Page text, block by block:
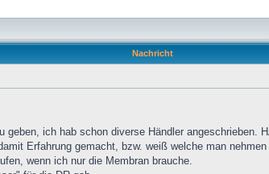
Nachricht
ich hab schon diverse Händler angeschrieben.
Erfahrung gemacht, bzw. weiß welche man
wenn ich nur die Membran brauche.